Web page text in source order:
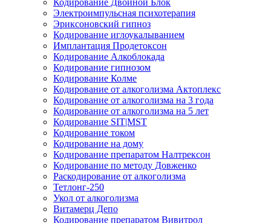
Кодирование Двойной Блок
Электроимпульсная психотерапия
Эриксоновский гипноз
Кодирование иглоукалыванием
Имплантация Продетоксон
Кодирование Алкоблокада
Кодирование гипнозом
Кодирование Колме
Кодирование от алкоголизма Актоплекс
Кодирование от алкоголизма на 3 года
Кодирование от алкоголизма на 5 лет
Кодирование SIT|MST
Кодирование током
Кодирование на дому
Кодирование препаратом Налтрексон
Кодирование по методу Довженко
Раскодирование от алкоголизма
Тетлонг-250
Укол от алкоголизма
Витамерц Депо
Кодирование препаратом Вивитрол